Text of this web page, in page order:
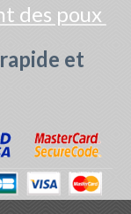
des poux
et